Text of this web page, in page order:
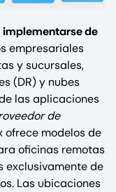
implementarse de
empresariales
y sucursales,
(DR) y nubes
las aplicaciones
de
ofrece modelos de
oficinas remotas
exclusivamente de
Las ubicaciones